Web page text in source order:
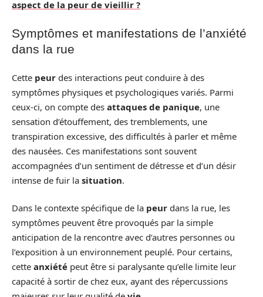
aspect de la peur de vieillir ?
Symptômes et manifestations de l’anxiété
dans la rue
Cette peur des interactions peut conduire à des
symptômes physiques et psychologiques variés. Parmi
ceux-ci, on compte des attaques de panique, une
sensation d’étouffement, des tremblements, une
transpiration excessive, des difficultés à parler et même
des nausées. Ces manifestations sont souvent
accompagnées d’un sentiment de détresse et d’un désir
intense de fuir la situation.
Dans le contexte spécifique de la peur dans la rue, les
symptômes peuvent être provoqués par la simple
anticipation de la rencontre avec d’autres personnes ou
l’exposition à un environnement peuplé. Pour certains,
cette anxiété peut être si paralysante qu’elle limite leur
capacité à sortir de chez eux, ayant des répercussions